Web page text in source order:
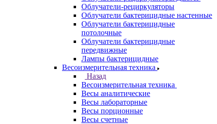
Облучатели-рециркуляторы
Облучатели бактерицидные настенные
Облучатели бактерицидные
потолочные
Облучатели бактерицидные
передвижные
Лампы бактерицидные
Весоизмерительная техника
Назад
Весоизмерительная техника
Весы аналитические
Весы лабораторные
Весы порционные
Весы счетные